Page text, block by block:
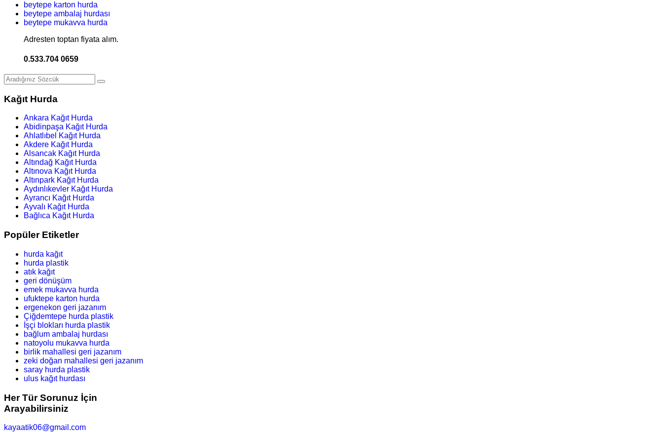
beytepe karton hurda
beytepe ambalaj hurdası
beytepe mukavva hurda
Adresten toptan fiyata alım.
0.533.704 0659
Kağıt Hurda
Ankara Kağıt Hurda
Abidinpaşa Kağıt Hurda
Ahlatlıbel Kağıt Hurda
Akdere Kağıt Hurda
Alsancak Kağıt Hurda
Altındağ Kağıt Hurda
Altınova Kağıt Hurda
Altınpark Kağıt Hurda
Aydınlıkevler Kağıt Hurda
Ayrancı Kağıt Hurda
Ayvalı Kağıt Hurda
Bağlıca Kağıt Hurda
Popüler Etiketler
hurda kağıt
hurda plastik
atık kağıt
geri dönüşüm
emek mukavva hurda
ufuktepe karton hurda
ergenekon geri jazanım
Çiğdemtepe hurda plastik
İşçi blokları hurda plastik
bağlum ambalaj hurdası
natoyolu mukavva hurda
birlik mahallesi geri jazanım
zeki doğan mahallesi geri jazanım
saray hurda plastik
ulus kağıt hurdası
Her Tür Sorunuz İçin
Arayabilirsiniz
kayaatik06@gmail.com